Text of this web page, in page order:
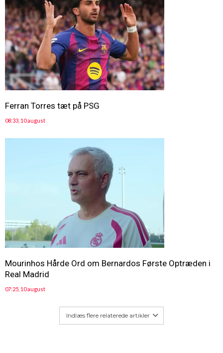
Ferran Torres tæt på PSG
08:33, 10 august
Mourinhos Hårde Ord om Bernardos Første Optræden i
Real Madrid
07:25, 10 august
Indlæs flere relaterede artikler